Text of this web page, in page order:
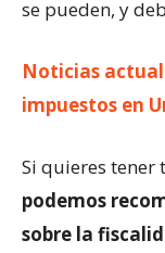
se pueden, y
Noticias
impuestos en
Si quieres tener
podemos
sobre la